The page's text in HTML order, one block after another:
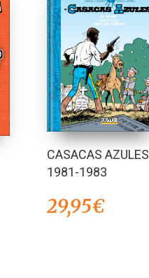
CASACAS AZULES
1981-1983
29,95€